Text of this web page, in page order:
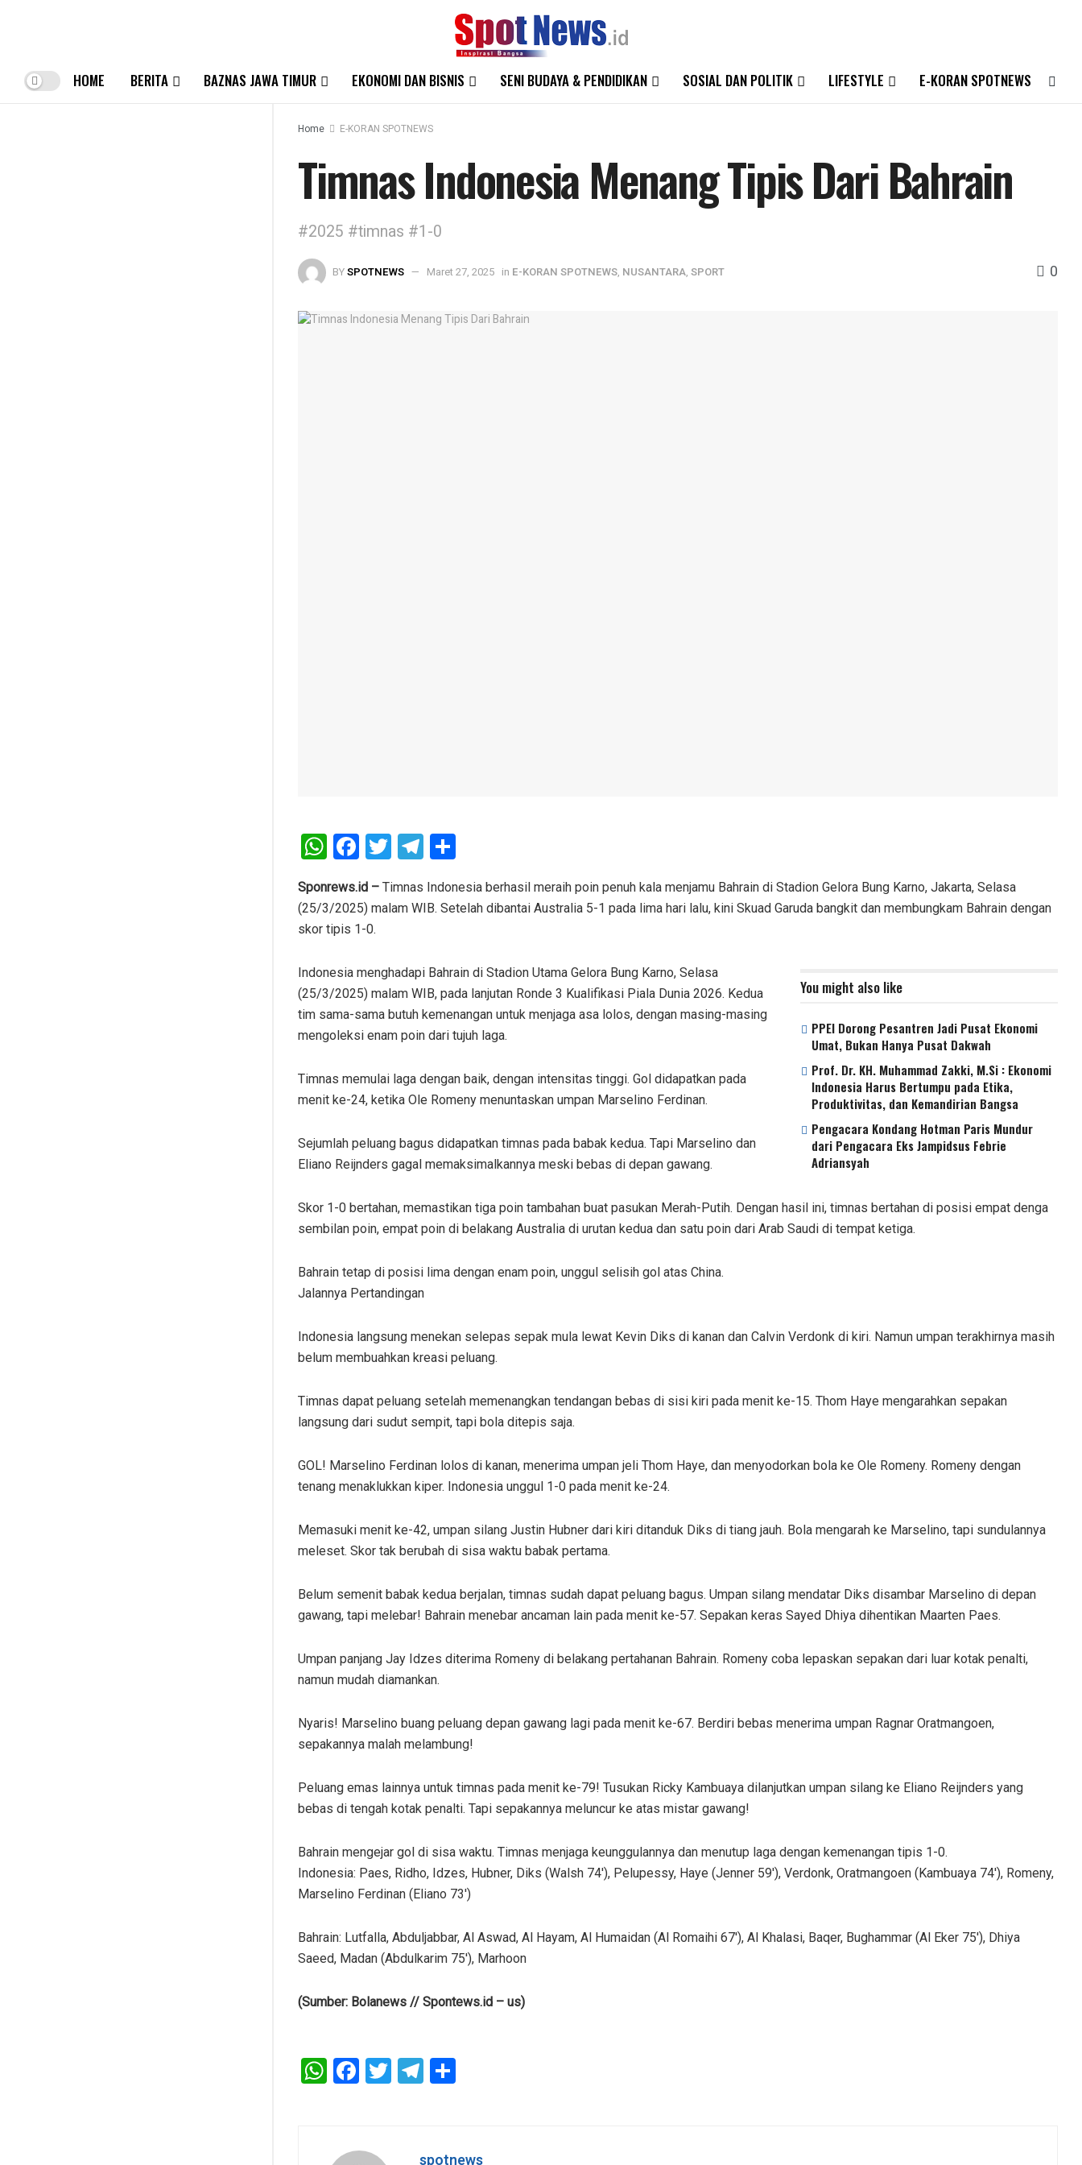
HOME BERITA BAZNAS JAWA TIMUR EKONOMI DAN BISNIS SENI BUDAYA & PENDIDIKAN SOSIAL DAN POLITIK LIFESTYLE E-KORAN SPOTNEWS
Home E-KORAN SPOTNEWS
Timnas Indonesia Menang Tipis Dari Bahrain
#2025 #timnas #1-0
BYSPOTNEWS Maret 27, 2025 in E-KORAN SPOTNEWS, NUSANTARA, SPORT 0
W
h
at
s
p
p
F
a
ce
b
o
k
T
wi
tt
er
T
el
e
gr
m
ar
e
Sponrews.id – Timnas Indonesia berhasil meraih poin penuh kala menjamu Bahrain di Stadion Gelora Bung Karno, Jakarta, Selasa
(25/3/2025) malam WIB. Setelah dibantai Australia 5-1 pada lima hari lalu, kini Skuad Garuda bangkit dan membungkam Bahrain dengan
skor tipis 1-0.
You might also like
PPEI Dorong Pesantren Jadi Pusat Ekonomi
Umat, Bukan Hanya Pusat Dakwah
Prof. Dr. KH. Muhammad Zakki, M.Si : Ekonomi
Indonesia Harus Bertumpu pada Etika,
Produktivitas, dan Kemandirian Bangsa
Pengacara Kondang Hotman Paris Mundur
dari Pengacara Eks Jampidsus Febrie
Adriansyah
Indonesia menghadapi Bahrain di Stadion Utama Gelora Bung Karno, Selasa
(25/3/2025) malam WIB, pada lanjutan Ronde 3 Kualifikasi Piala Dunia 2026. Kedua
tim sama-sama butuh kemenangan untuk menjaga asa lolos, dengan masing-masing
mengoleksi enam poin dari tujuh laga.
Timnas memulai laga dengan baik, dengan intensitas tinggi. Gol didapatkan pada
menit ke-24, ketika Ole Romeny menuntaskan umpan Marselino Ferdinan.
Sejumlah peluang bagus didapatkan timnas pada babak kedua. Tapi Marselino dan
Eliano Reijnders gagal memaksimalkannya meski bebas di depan gawang.
Skor 1-0 bertahan, memastikan tiga poin tambahan buat pasukan Merah-Putih. Dengan hasil ini, timnas bertahan di posisi empat denga
sembilan poin, empat poin di belakang Australia di urutan kedua dan satu poin dari Arab Saudi di tempat ketiga.
Bahrain tetap di posisi lima dengan enam poin, unggul selisih gol atas China.
Jalannya Pertandingan
Indonesia langsung menekan selepas sepak mula lewat Kevin Diks di kanan dan Calvin Verdonk di kiri. Namun umpan terakhirnya masih
belum membuahkan kreasi peluang.
Timnas dapat peluang setelah memenangkan tendangan bebas di sisi kiri pada menit ke-15. Thom Haye mengarahkan sepakan
langsung dari sudut sempit, tapi bola ditepis saja.
GOL! Marselino Ferdinan lolos di kanan, menerima umpan jeli Thom Haye, dan menyodorkan bola ke Ole Romeny. Romeny dengan
tenang menaklukkan kiper. Indonesia unggul 1-0 pada menit ke-24.
Memasuki menit ke-42, umpan silang Justin Hubner dari kiri ditanduk Diks di tiang jauh. Bola mengarah ke Marselino, tapi sundulannya
meleset. Skor tak berubah di sisa waktu babak pertama.
Belum semenit babak kedua berjalan, timnas sudah dapat peluang bagus. Umpan silang mendatar Diks disambar Marselino di depan
gawang, tapi melebar! Bahrain menebar ancaman lain pada menit ke-57. Sepakan keras Sayed Dhiya dihentikan Maarten Paes.
Umpan panjang Jay Idzes diterima Romeny di belakang pertahanan Bahrain. Romeny coba lepaskan sepakan dari luar kotak penalti,
namun mudah diamankan.
Nyaris! Marselino buang peluang depan gawang lagi pada menit ke-67. Berdiri bebas menerima umpan Ragnar Oratmangoen,
sepakannya malah melambung!
Peluang emas lainnya untuk timnas pada menit ke-79! Tusukan Ricky Kambuaya dilanjutkan umpan silang ke Eliano Reijnders yang
bebas di tengah kotak penalti. Tapi sepakannya meluncur ke atas mistar gawang!
Bahrain mengejar gol di sisa waktu. Timnas menjaga keunggulannya dan menutup laga dengan kemenangan tipis 1-0.
Indonesia: Paes, Ridho, Idzes, Hubner, Diks (Walsh 74′), Pelupessy, Haye (Jenner 59′), Verdonk, Oratmangoen (Kambuaya 74′), Romeny,
Marselino Ferdinan (Eliano 73′)
Bahrain: Lutfalla, Abduljabbar, Al Aswad, Al Hayam, Al Humaidan (Al Romaihi 67′), Al Khalasi, Baqer, Bughammar (Al Eker 75′), Dhiya
Saeed, Madan (Abdulkarim 75′), Marhoon
(Sumber: Bolanews // Spontews.id – us)
W
h
s
F
a
b
T
wi
T
el
gr e
spotnews